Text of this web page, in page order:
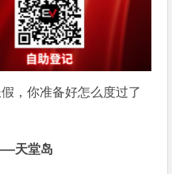
，你准备好怎么度过了
天堂岛